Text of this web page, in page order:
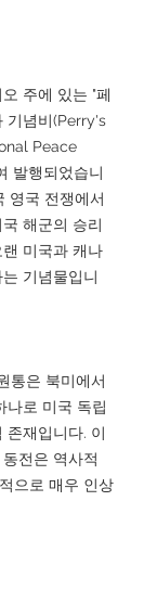
주에 있는 "페
기념비(Perry's
Peace
발행되었습니
영국 전쟁에서
해군의 승리
미국과 캐나
기념물입니
통은 북미에서
나로 미국 독립
존재입니다. 이
전은 역사적
으로 매우 인상